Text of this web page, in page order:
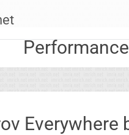
Performance
Everywhere